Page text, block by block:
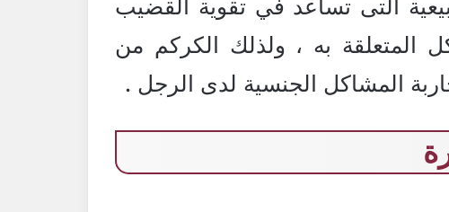
التى تساعد في تقوية القضيب
المتعلقة به ، ولذلك الكركم من
المشاكل الجنسية لدى الرجل .